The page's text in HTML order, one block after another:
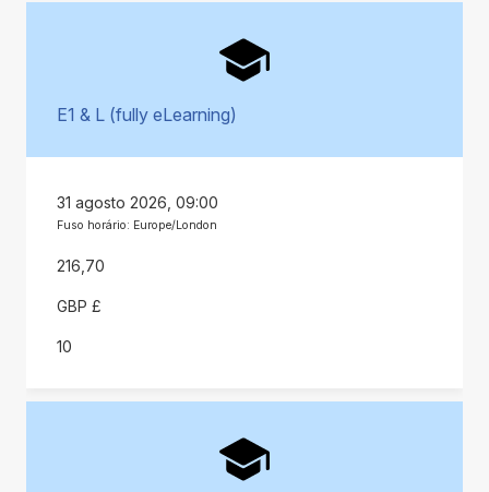
E1 & L (fully eLearning)
31 agosto 2026, 09:00
Fuso horário: Europe/London
216,70
GBP £
10